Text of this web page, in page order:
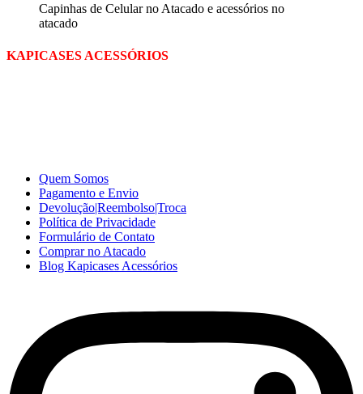
Capinhas de Celular no Atacado e acessórios no
atacado
KAPICASES ACESSÓRIOS
Quem Somos
Pagamento e Envio
Devolução|Reembolso|Troca
Política de Privacidade
Formulário de Contato
Comprar no Atacado
Blog Kapicases Acessórios